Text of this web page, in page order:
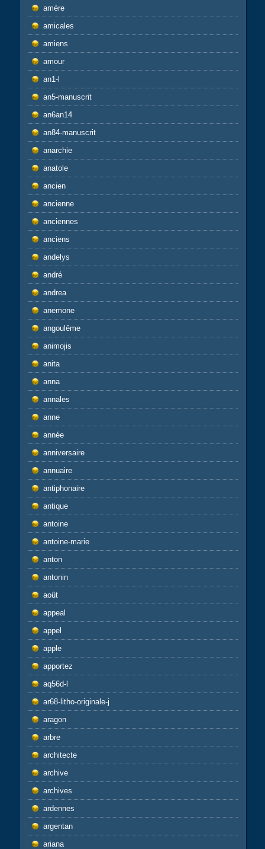
amère
amicales
amiens
amour
an1-l
an5-manuscrit
an6an14
an84-manuscrit
anarchie
anatole
ancien
ancienne
anciennes
anciens
andelys
andré
andrea
anemone
angoulême
animojis
anita
anna
annales
anne
année
anniversaire
annuaire
antiphonaire
antique
antoine
antoine-marie
anton
antonin
août
appeal
appel
apple
apportez
aq56d-l
ar68-litho-originale-j
aragon
arbre
architecte
archive
archives
ardennes
argentan
ariana